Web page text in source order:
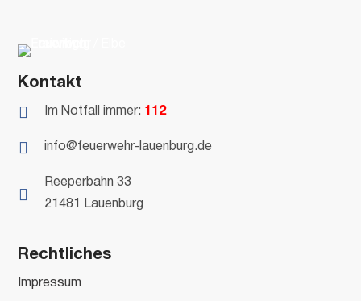
Kontakt
 Im Notfall immer: 112
 info@feuerwehr-lauenburg.de

Reeperbahn 33
21481 Lauenburg
Rechtliches
Impressum